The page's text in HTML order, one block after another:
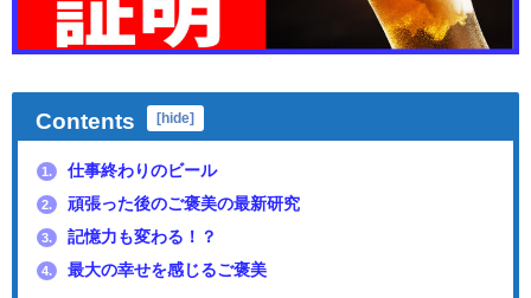
Contents [hide]
1. 仕事終わりのビール
2. 頑張った後のご褒美の最新研究
3. 記憶力も変わる！？
4. 最大の幸せを感じるご褒美